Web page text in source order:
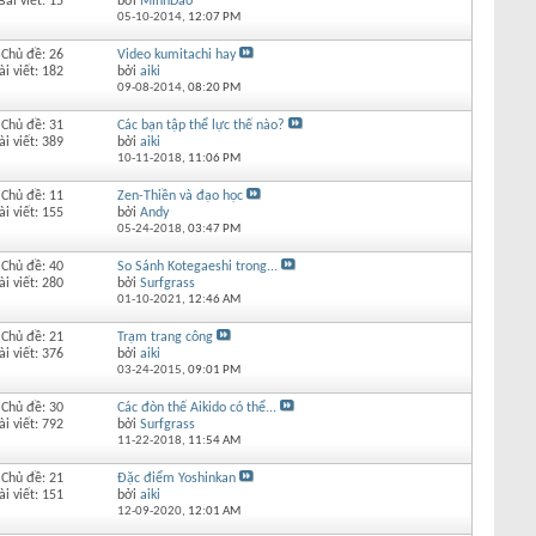
05-10-2014, 12:07 PM
Chủ đề: 26
viết: 182
Video kumitachi hay
bởi aiki
09-08-2014, 08:20 PM
Chủ đề: 31
viết: 389
Các bạn tập thể lực thế nào?
bởi aiki
10-11-2018, 11:06 PM
Chủ đề: 11
viết: 155
Zen-Thiền và đạo học
bởi Andy
05-24-2018, 03:47 PM
Chủ đề: 40
viết: 280
So Sánh Kotegaeshi trong...
bởi Surfgrass
01-10-2021, 12:46 AM
Chủ đề: 21
viết: 376
Trạm trang công
bởi aiki
03-24-2015, 09:01 PM
Chủ đề: 30
viết: 792
Các đòn thế Aikido có thể...
bởi Surfgrass
11-22-2018, 11:54 AM
Chủ đề: 21
viết: 151
Đặc điểm Yoshinkan
bởi aiki
12-09-2020, 12:01 AM